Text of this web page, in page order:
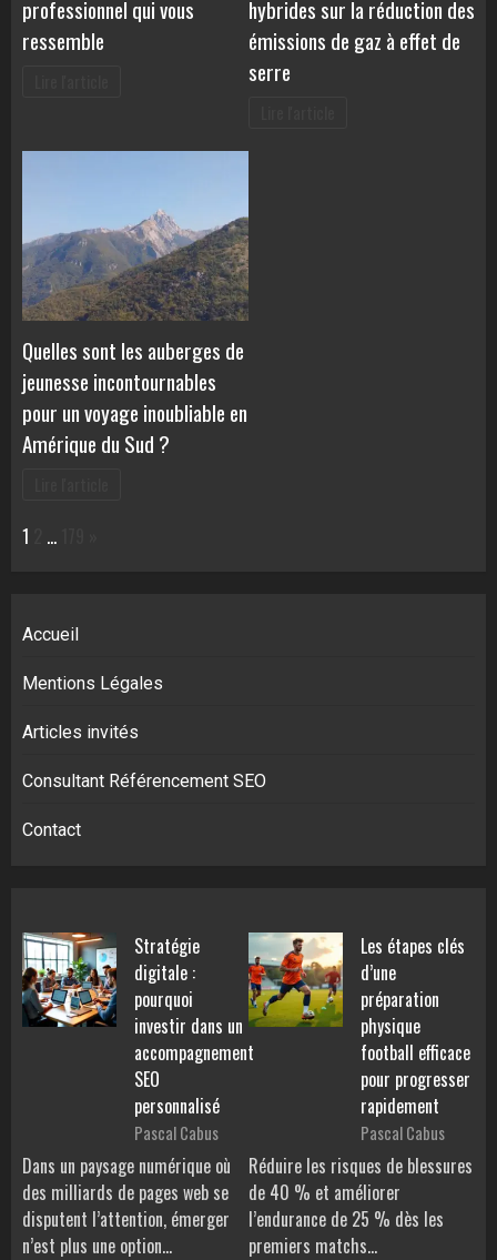
professionnel qui vous
ressemble
hybrides sur la réduction des
émissions de gaz à effet de
serre
Quelles sont les auberges de
jeunesse incontournables
pour un voyage inoubliable en
Amérique du Sud ?
Page:
1 …
Accueil
Mentions Légales
Articles invités
Consultant Référencement SEO
Contact
Stratégie
digitale :
pourquoi
investir dans un
accompagnement
SEO
personnalisé
Pascal Cabus
Dans un paysage numérique où
des milliards de pages web se
disputent l’attention, émerger
n’est plus une option…
Les étapes clés
d’une
préparation
physique
football efficace
pour progresser
rapidement
Pascal Cabus
Réduire les risques de blessures
de 40 % et améliorer
l’endurance de 25 % dès les
premiers matchs…